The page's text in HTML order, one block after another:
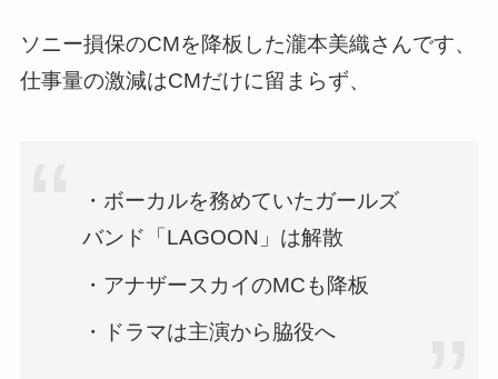
ソニー損保のCMを降板した瀧本美織さんです、
仕事量の激減はCMだけに留まらず、
・ボーカルを務めていたガールズ
バンド「LAGOON」は解散
・アナザースカイのMCも降板
・ドラマは主演から脇役へ